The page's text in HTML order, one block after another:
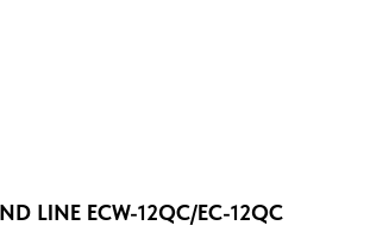
LINE ECW-12QC/EC-12QC